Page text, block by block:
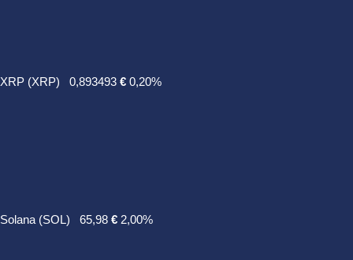
XRP (XRP) 0,893493 € 0,20%
Solana (SOL) 65,98 € 2,00%